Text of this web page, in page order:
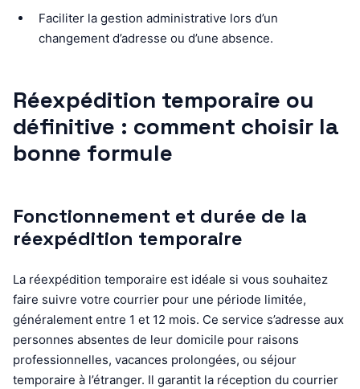
Faciliter la gestion administrative lors d’un
changement d’adresse ou d’une absence.
Réexpédition temporaire ou
définitive : comment choisir la
bonne formule
Fonctionnement et durée de la
réexpédition temporaire
La réexpédition temporaire est idéale si vous souhaitez
faire suivre votre courrier pour une période limitée,
généralement entre 1 et 12 mois. Ce service s’adresse aux
personnes absentes de leur domicile pour raisons
professionnelles, vacances prolongées, ou séjour
temporaire à l’étranger. Il garantit la réception du courrier